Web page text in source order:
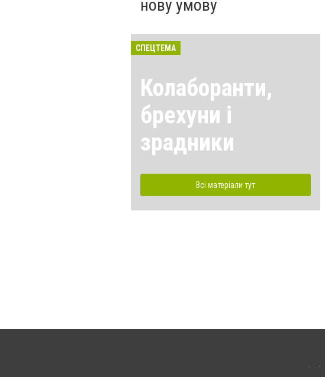
нову умову
СПЕЦТЕМА
Колаборанти,
брехуни і
зрадники
Всі матеріали тут